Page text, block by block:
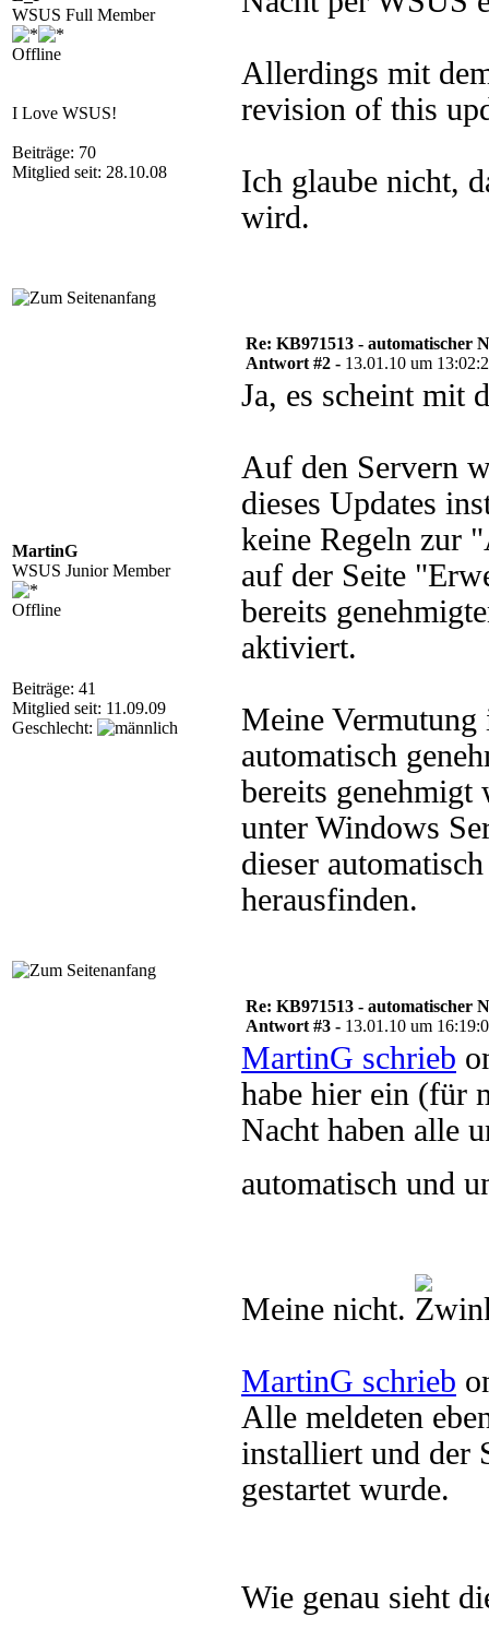
WSUS Full Member
Offline
I Love WSUS!
Beiträge: 70
Mitglied seit: 28.10.08
Allerdings mit
revision of this
Ich glaube nicht,
wird.
MartinG
WSUS Junior Member
Offline
Beiträge: 41
Mitglied seit: 11.09.09
Geschlecht:
Re: KB971513 - automatischer
Antwort #2 - 13.01.10 um
Ja, es scheint mit
Auf den Servern
dieses Updates
keine Regeln zur
auf der Seite
bereits
aktiviert.
Meine Vermutung
automatisch
bereits genehmigt
unter Windows
dieser
herausfinden.
Re: KB971513 - automatischer
Antwort #3 - 13.01.10 um
MartinG schrieb
habe hier ein (für
Nacht haben alle
automatisch und
Meine nicht.
MartinG schrieb
Alle meldeten
installiert und der
gestartet wurde.
Wie genau sieht